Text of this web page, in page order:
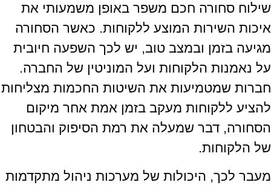
שילוח סחורה חכם משפר באופן משמעותי את
איכות השירות המוצע ללקוחות. כאשר הסחורה
מגיעה בזמן ובמצב טוב, יש לכך השפעה חיובית
על נאמנות הלקוחות ועל המוניטין של החברה.
חברות שמטמיעות את השיטות החכמות מצליחות
להציע ללקוחות מעקב בזמן אמת אחר מיקום
הסחורה, דבר שמעלה את רמת הסיפוק והבטחון
של הלקוחות.
מעבר לכך, היכולות של מערכות ניהול מתקדמות